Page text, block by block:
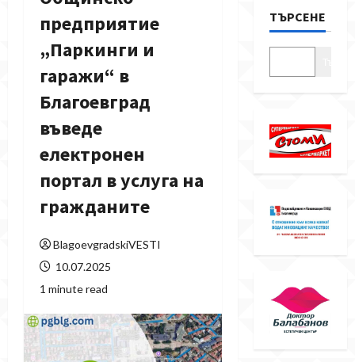
предприятие
„Паркинги и
гаражи“ в
Благоевград
въведе
електронен
портал в услуга на
гражданите
BlagoevgradskiVESTI
10.07.2025
1 minute read
ТЪРСЕНЕ